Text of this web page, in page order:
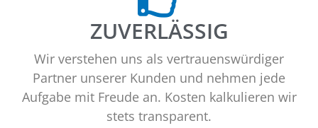
ZUVERLÄSSIG
Wir verstehen uns als vertrauenswürdiger
Partner unserer Kunden und nehmen jede
Aufgabe mit Freude an. Kosten kalkulieren wir
stets transparent.